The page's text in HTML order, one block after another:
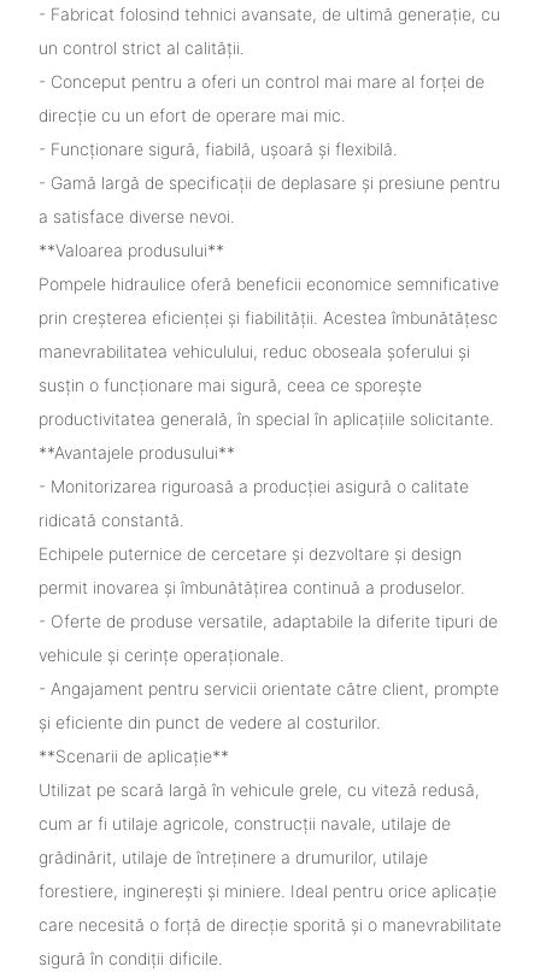
- Fabricat folosind tehnici avansate, de ultimă generație, cu
un control strict al calității.
- Conceput pentru a oferi un control mai mare al forței de
direcție cu un efort de operare mai mic.
- Funcționare sigură, fiabilă, ușoară și flexibilă.
- Gamă largă de specificații de deplasare și presiune pentru
a satisface diverse nevoi.
**Valoarea produsului**
Pompele hidraulice oferă beneficii economice semnificative
prin creșterea eficienței și fiabilității. Acestea îmbunătățesc
manevrabilitatea vehiculului, reduc oboseala șoferului și
susțin o funcționare mai sigură, ceea ce sporește
productivitatea generală, în special în aplicațiile solicitante.
**Avantajele produsului**
- Monitorizarea riguroasă a producției asigură o calitate
ridicată constantă.
Echipele puternice de cercetare și dezvoltare și design
permit inovarea și îmbunătățirea continuă a produselor.
- Oferte de produse versatile, adaptabile la diferite tipuri de
vehicule și cerințe operaționale.
- Angajament pentru servicii orientate către client, prompte
și eficiente din punct de vedere al costurilor.
**Scenarii de aplicație**
Utilizat pe scară largă în vehicule grele, cu viteză redusă,
cum ar fi utilaje agricole, construcții navale, utilaje de
grădinărit, utilaje de întreținere a drumurilor, utilaje
forestiere, inginerești și miniere. Ideal pentru orice aplicație
care necesită o forță de direcție sporită și o manevrabilitate
sigură în condiții dificile.